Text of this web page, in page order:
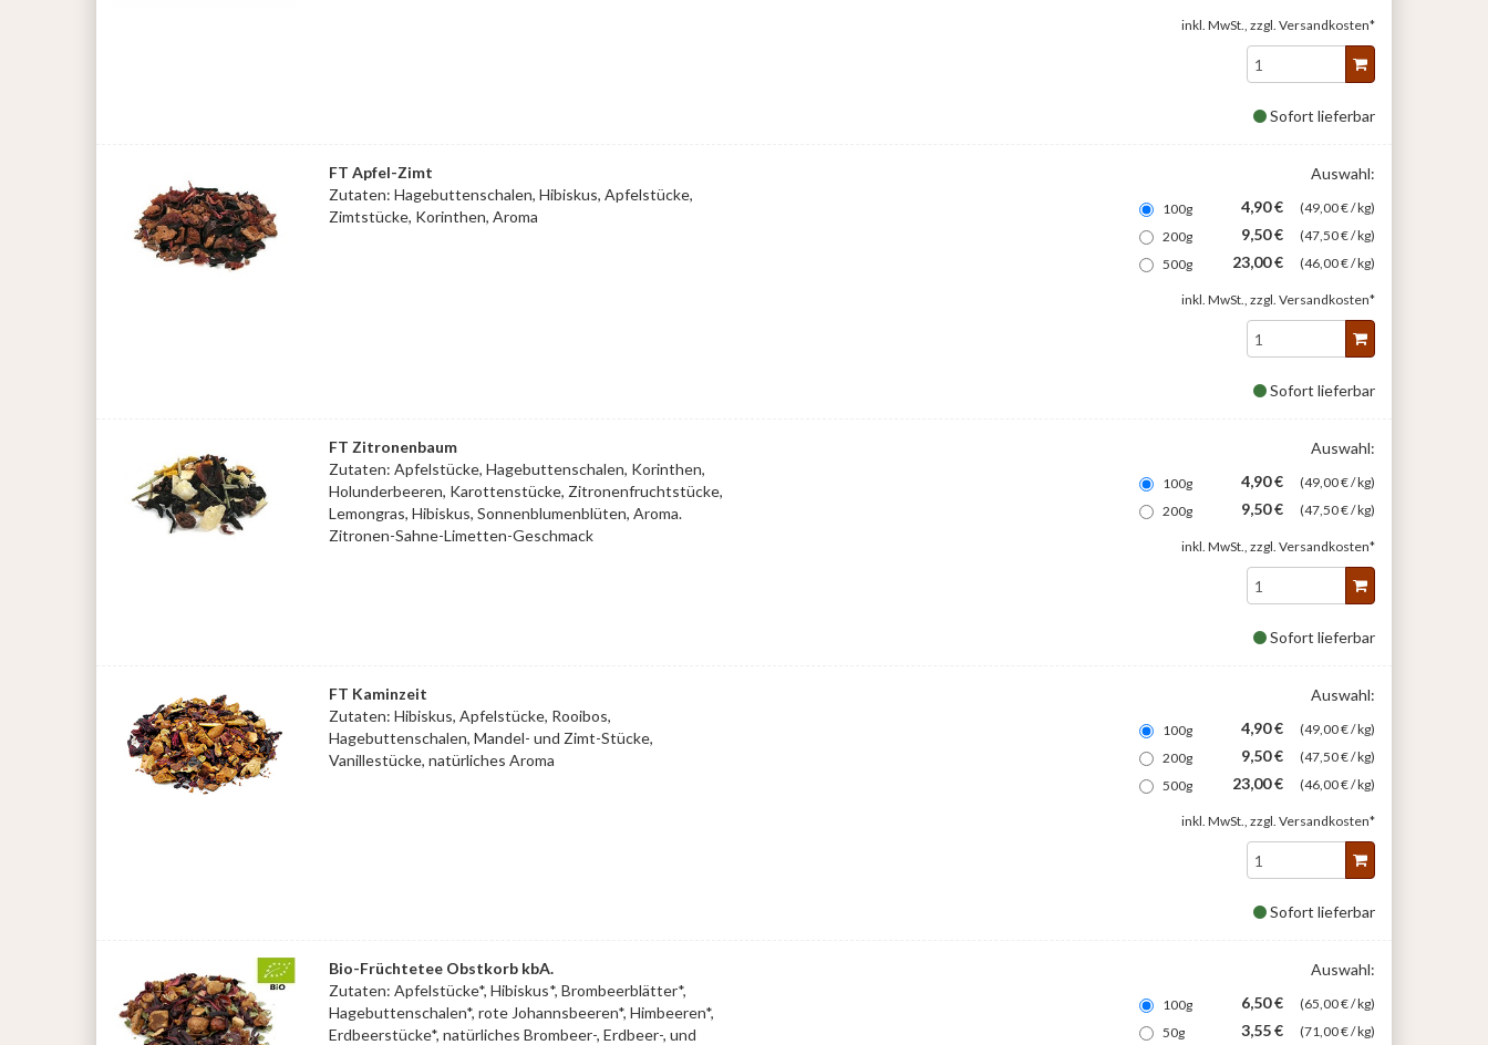
inkl. MwSt., zzgl. Versandkosten*
Sofort lieferbar
FT Apfel-Zimt
Zutaten: Hagebuttenschalen, Hibiskus, Apfelstücke,
Zimtstücke, Korinthen, Aroma
Auswahl:
100g 4,90 €
(49,00 € / kg)
200g
9,50 €
(47,50 € / kg)
500g
23,00 € (46,00 € / kg)
inkl. MwSt., zzgl. Versandkosten*
Sofort lieferbar
FT Zitronenbaum
Zutaten: Apfelstücke, Hagebuttenschalen, Korinthen,
Holunderbeeren, Karottenstücke, Zitronenfruchtstücke,
Lemongras, Hibiskus, Sonnenblumenblüten, Aroma.
Zitronen-Sahne-Limetten-Geschmack
Auswahl:
100g 4,90 €
(49,00 € / kg)
200g
9,50 € (47,50 € / kg)
inkl. MwSt., zzgl. Versandkosten*
Sofort lieferbar
FT Kaminzeit
Zutaten: Hibiskus, Apfelstücke, Rooibos,
Hagebuttenschalen, Mandel- und Zimt-Stücke,
Vanillestücke, natürliches Aroma
Auswahl:
100g 4,90 €
(49,00 € / kg)
200g
9,50 €
(47,50 € / kg)
500g
23,00 € (46,00 € / kg)
inkl. MwSt., zzgl. Versandkosten*
Sofort lieferbar
Bio-Früchtetee Obstkorb kbA.
Zutaten: Apfelstücke*, Hibiskus*, Brombeerblätter*,
Hagebuttenschalen*, rote Johannsbeeren*, Himbeeren*,
Erdbeerstücke*, natürliches Brombeer-, Erdbeer-, und
Auswahl:
100g 6,50 €
(65,00 € / kg)
50g
3,55 €
(71,00 € / kg)